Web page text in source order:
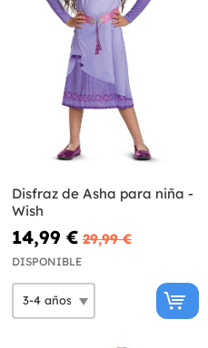
Disfraz de Asha para niña -
Wish
14,99 € 29,99 €
DISPONIBLE